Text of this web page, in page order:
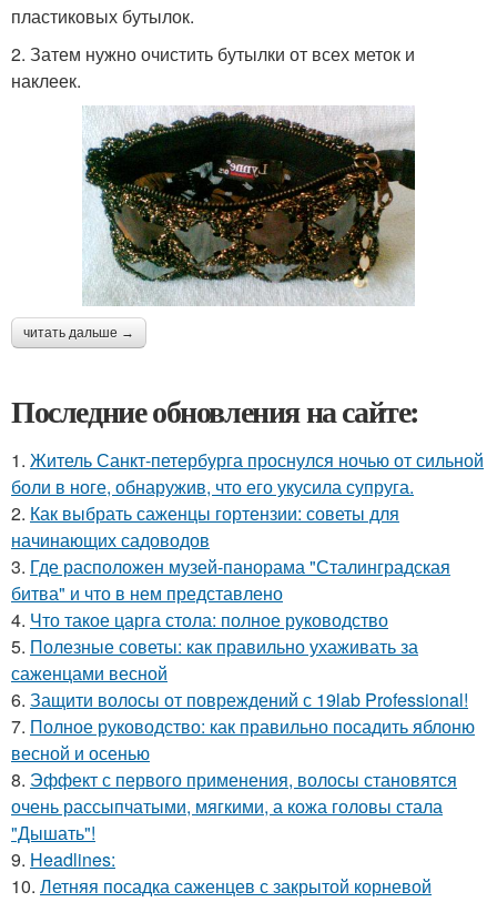
пластиковых бутылок.
2. Затем нужно очистить бутылки от всех меток и
наклеек.
читать дальше →
Последние обновления на сайте:
1. Житель Санкт-петербурга проснулся ночью от сильной
боли в ноге, обнаружив, что его укусила супруга.
2. Как выбрать саженцы гортензии: советы для
начинающих садоводов
3. Где расположен музей-панорама "Сталинградская
битва" и что в нем представлено
4. Что такое царга стола: полное руководство
5. Полезные советы: как правильно ухаживать за
саженцами весной
6. Защити волосы от повреждений с 19lab Professional!
7. Полное руководство: как правильно посадить яблоню
весной и осенью
8. Эффект с первого применения, волосы становятся
очень рассыпчатыми, мягкими, а кожа головы стала
"Дышать"!
9. Headlines:
10. Летняя посадка саженцев с закрытой корневой